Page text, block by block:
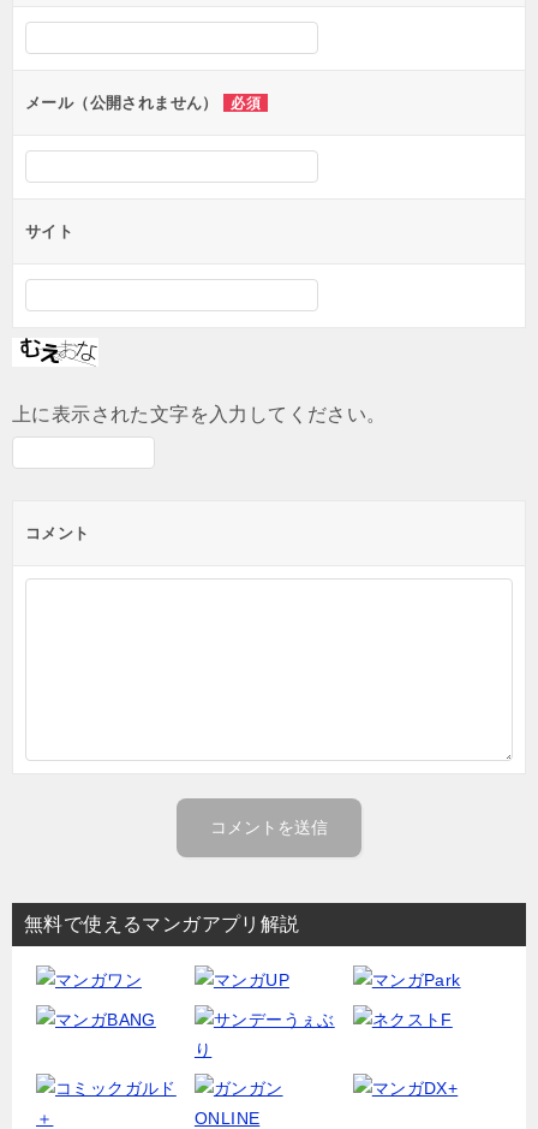
シ
ョ
ンメール（公開されません） 必須
サイト
上に表示された文字を入力してください。
コメント
無料で使えるマンガアプリ解説